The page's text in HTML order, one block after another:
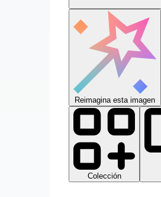
Reimagina esta imagen
Colección